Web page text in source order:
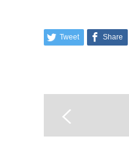
Tweet Share